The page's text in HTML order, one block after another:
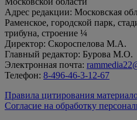
Адрес редакции: Московская
Раменское, городской парк,
трибуна, строение ¼
Директор: Скороспелова М.А.
Главный редактор: Бурова М.О.
Электронная почта:
Телефон: 8-496-46-3-12-67
Правила цитирования
Согласие на обработку